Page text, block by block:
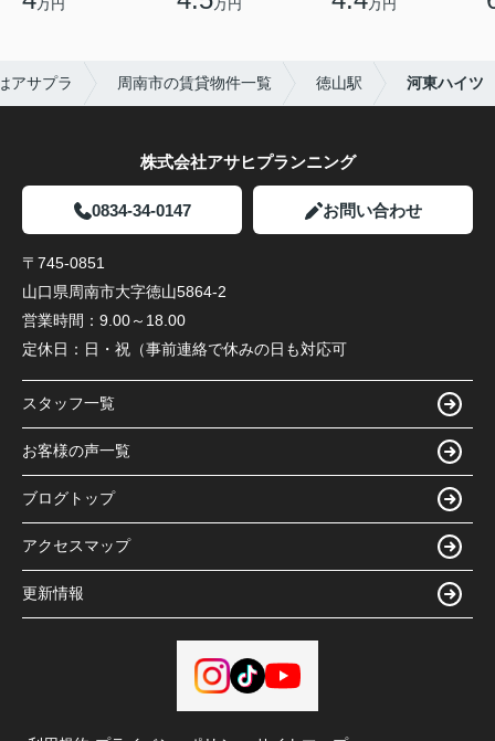
万円 万円 万円
アサプラ 周南市の賃貸物件一覧 徳山駅 河東ハイツ
株式会社アサヒプランニング
0834-34-0147 お問い合わせ
〒745-0851
山口県周南市大字徳山5864-2
営業時間： 9.00～18.00
定休日： 日・祝（事前連絡で休みの日も対応可
スタッフ一覧
お客様の声一覧
ブログトップ
アクセスマップ
更新情報